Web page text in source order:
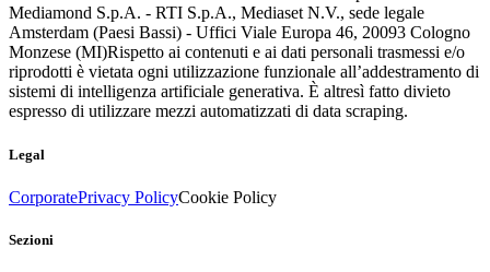
Mediamond S.p.A. - RTI S.p.A., Mediaset N.V., sede legale
Amsterdam (Paesi Bassi) - Uffici Viale Europa 46, 20093 Cologno
Monzese (MI)Rispetto ai contenuti e ai dati personali trasmessi e/o
riprodotti è vietata ogni utilizzazione funzionale all’addestramento di
sistemi di intelligenza artificiale generativa. È altresì fatto divieto
espresso di utilizzare mezzi automatizzati di data scraping.
Legal
CorporatePrivacy PolicyCookie Policy
Sezioni